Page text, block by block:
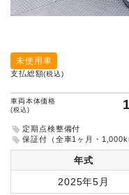
未使用車
支払総額(税込)
車両本体価格
(税込)
定期点検整備付
保証付（全車1ヶ月・
年式
2025年5月